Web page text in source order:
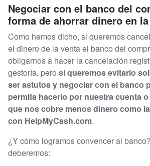
Negociar con el banco del
forma de ahorrar dinero en
Como hemos dicho, si queremos
el dinero de la venta el banco del
obligarnos a hacer la cancelación
gestoría, pero si queremos evitarlo
ser astutos y negociar con el banco
permita hacerlo por nuestra cuenta
que nos cobre menos dinero como
con HelpMyCash.com.
¿Y cómo logramos convencer al
deberemos: